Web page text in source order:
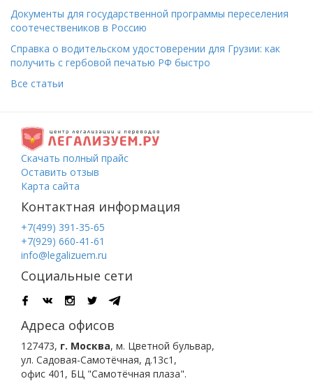
Документы для государственной программы переселения
соотечествеников в Россию
Справка о водительском удостоверении для Грузии: как
получить с гербовой печатью РФ быстро
Все статьи
Скачать полный прайс
Оставить отзыв
Карта сайта
Контактная информация
+7(499) 391-35-65
+7(929) 660-41-61
info@legalizuem.ru
Социальные сети
Адреса офисов
127473, г. Москва, м. Цветной бульвар,
ул. Садовая-Самотёчная, д.13с1,
офис 401, БЦ "Самотёчная плаза".